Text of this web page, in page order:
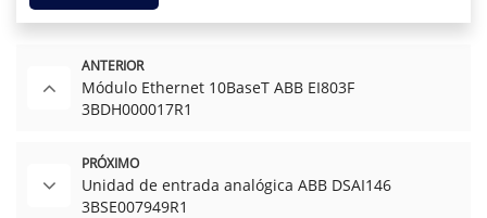
ANTERIOR
Módulo Ethernet 10BaseT ABB EI803F
3BDH000017R1
PRÓXIMO
Unidad de entrada analógica ABB DSAI146
3BSE007949R1